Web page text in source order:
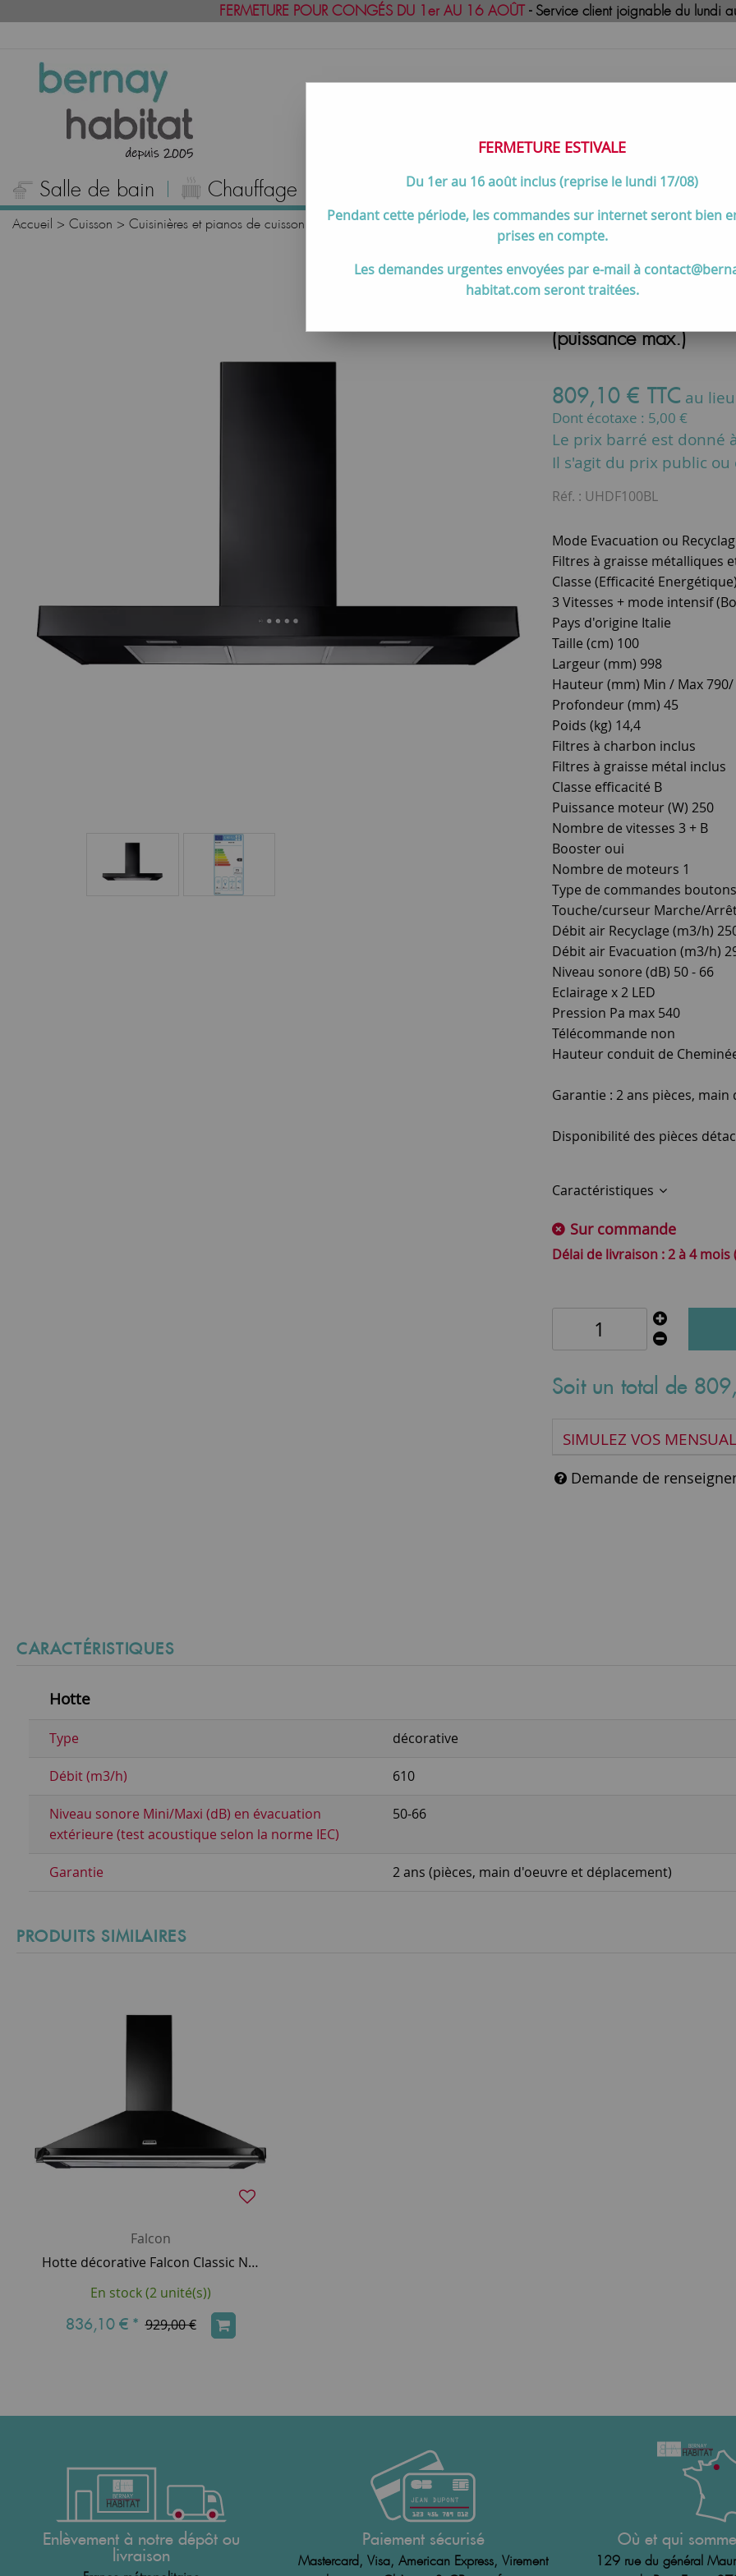
FERMETURE POUR CONGÉS DU 1er AU 16 AOÛT- Service client joignable du lundi
Salle de bain Chauffage Cuisson Meilleures ventes Contactez-
Accueil > Cuisson > Cuisinières et pianos de cuisson Hottes pour piano de cuisson >Hotte plate Falcon Noir UHDF100BL/
(puissance max.)
809,10 € TTC au
Dont écotaxe : 5,00 €
Le prix barré est donné
Il s'agit du prix public
Réf. : UHDF100BL
Mode Evacuation ou
Filtres à graisse métalliques
Classe (Efficacité
3 Vitesses + mode intensif
Pays d'origine Italie
Taille (cm) 100
Largeur (mm) 998
Hauteur (mm) Min / Max 790/
Profondeur (mm) 45
Poids (kg) 14,4
Filtres à charbon inclus
Filtres à graisse métal inclus
Classe efficacité B
Puissance moteur (W) 250
Nombre de vitesses 3 + B
Booster oui
Nombre de moteurs 1
Type de commandes
Touche/curseur Marche/
Débit air Recyclage (m3/h)
Débit air Evacuation (m3/h)
Niveau sonore (dB) 50 - 66
Eclairage x 2 LED
Pression Pa max 540
Télécommande non
Hauteur conduit de
Garantie : 2 ans pièces,
Disponibilité des pièces
Caractéristiques
Sur commande
2 à 4 mois
Soit un total de 809
SIMULEZ VOS
Demande de
CARACTÉRISTIQUES
Hotte
Type décorative
Débit (m3/h) 610
Niveau sonore Mini/Maxi (dB) en évacuation
extérieure (test acoustique selon la norme IEC)
50-66
Garantie 2 ans (pièces, main d'oeuvre et déplacement)
PRODUITS SIMILAIRES
Falcon
Hotte décorative Falcon Classic Noir FALHDC90BC 90cm 440m3/h (puissance max.) avec barre et badge Chromé
En stock (2 unité(s))
836,10 € * 929,00 €
Enlèvement à notre dépôt ou
livraison
Paiement sécurisé
Mastercard, Visa, American Express, Virement
Où et qui
129 rue du général
FERMETURE ESTIVALE
Du 1er au 16 août inclus (reprise le lundi 17/08)
Pendant cette période, les commandes sur internet seront bien
prises en compte.
Les demandes urgentes envoyées par e-mail à
habitat.com seront traitées.